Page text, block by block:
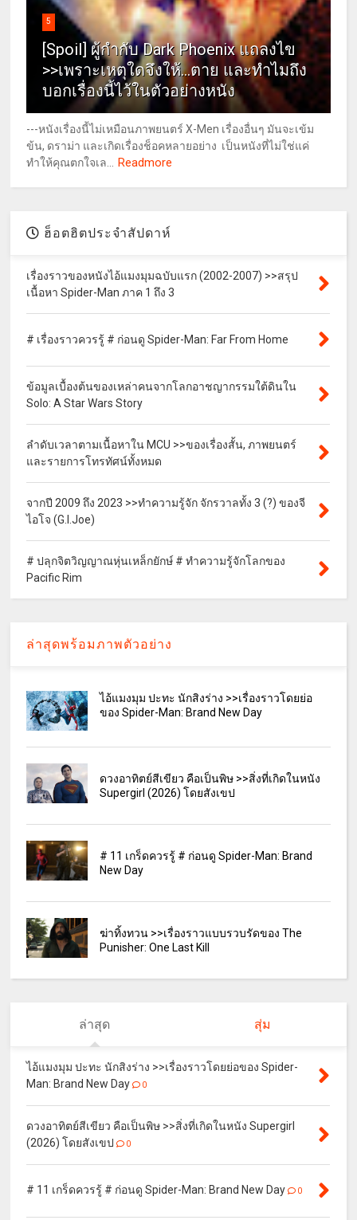
5
[Spoil] ผู้กำกับ Dark Phoenix แถลงไข
>>เพราะเหตุใดจึงให้...ตาย และทำไมถึง
บอกเรื่องนี้ไว้ในตัวอย่างหนัง
---หนังเรื่องนี้ไม่เหมือนภาพยนตร์ X-Men เรื่องอื่นๆ มันจะเข้ม
ข้น, ดราม่า และเกิดเรื่องช็อคหลายอย่าง เป็นหนังที่ไม่ใช่แค่
ทำให้คุณตกใจเล...
Readmore
ฮ็อตฮิตประจำสัปดาห์
เรื่องราวของหนังไอ้แมงมุมฉบับแรก (2002-2007) >>สรุป
เนื้อหา Spider-Man ภาค 1 ถึง 3
# เรื่องราวควรรู้ # ก่อนดู Spider-Man: Far From Home
ข้อมูลเบื้องต้นของเหล่าคนจากโลกอาชญากรรมใต้ดินใน
Solo: A Star Wars Story
ลำดับเวลาตามเนื้อหาใน MCU >>ของเรื่องสั้น, ภาพยนตร์
และรายการโทรทัศน์ทั้งหมด
จากปี 2009 ถึง 2023 >>ทำความรู้จัก จักรวาลทั้ง 3 (?) ของจี
ไอโจ (G.I.Joe)
# ปลุกจิตวิญญาณหุ่นเหล็กยักษ์ # ทำความรู้จักโลกของ
Pacific Rim
ล่าสุดพร้อมภาพตัวอย่าง
ไอ้แมงมุม ปะทะ นักสิงร่าง >>เรื่องราวโดยย่อ
ของ Spider-Man: Brand New Day
ดวงอาทิตย์สีเขียว คือเป็นพิษ >>สิ่งที่เกิดในหนัง
Supergirl (2026) โดยสังเขป
# 11 เกร็ดควรรู้ # ก่อนดู Spider-Man: Brand
New Day
ฆ่าทิ้งทวน >>เรื่องราวแบบรวบรัดของ The
Punisher: One Last Kill
ล่าสุด สุ่ม
ไอ้แมงมุม ปะทะ นักสิงร่าง >>เรื่องราวโดยย่อของ Spider-
Man: Brand New Day
0
ดวงอาทิตย์สีเขียว คือเป็นพิษ >>สิ่งที่เกิดในหนัง Supergirl
(2026) โดยสังเขป
0
# 11 เกร็ดควรรู้ # ก่อนดู Spider-Man: Brand New Day 0